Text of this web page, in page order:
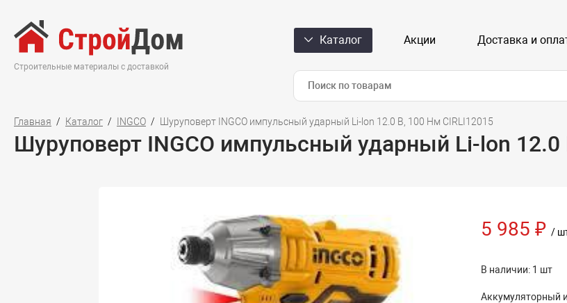
Строительные материалы с доставкой
Каталог Акции Доставка и
Главная Каталог INGCO Шуруповерт INGCO импульсный ударный Li-lon 12.0 В, 100 Нм CIRLI12015
Шуруповерт INGCO импульсный ударный Li-lon
5 985 ₽ /
В наличии: 1 шт
Аккумуляторный